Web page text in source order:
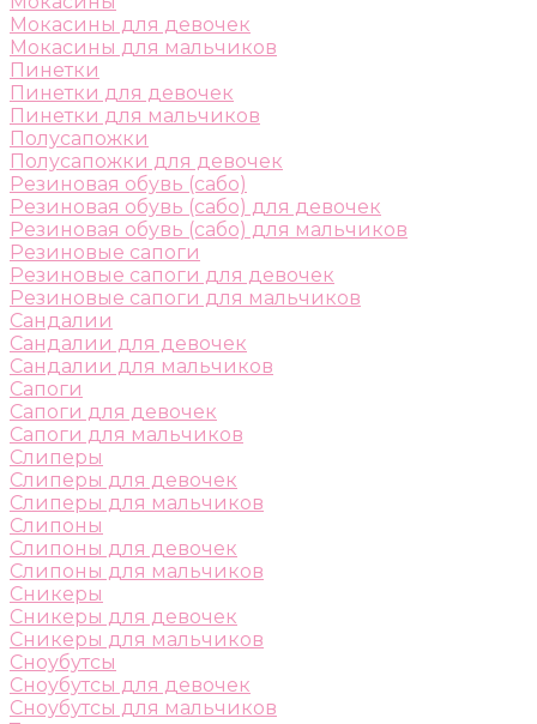
Мокасины для девочек
Мокасины для мальчиков
Пинетки
Пинетки для девочек
Пинетки для мальчиков
Полусапожки
Полусапожки для девочек
Резиновая обувь (сабо)
Резиновая обувь (сабо) для девочек
Резиновая обувь (сабо) для мальчиков
Резиновые сапоги
Резиновые сапоги для девочек
Резиновые сапоги для мальчиков
Сандалии
Сандалии для девочек
Сандалии для мальчиков
Сапоги
Сапоги для девочек
Сапоги для мальчиков
Слиперы
Слиперы для девочек
Слиперы для мальчиков
Слипоны
Слипоны для девочек
Слипоны для мальчиков
Сникеры
Сникеры для девочек
Сникеры для мальчиков
Сноубутсы
Сноубутсы для девочек
Сноубутсы для мальчиков